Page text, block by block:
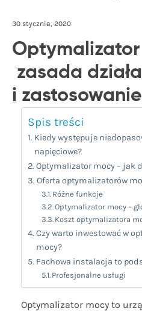
30 stycznia, 2020
zasada
i zastosowanie
Spis treści
Kiedy występuje
napięciowe?
Optymalizator mocy – jak
Oferta optymalizatorów
Różne funkcje
Optymalizator mocy –
Koszt optymalizatora
Czy warto inwestować w
mocy?
Fachowa instalacja to
Profesjonalne usługi
Optymalizator mocy to